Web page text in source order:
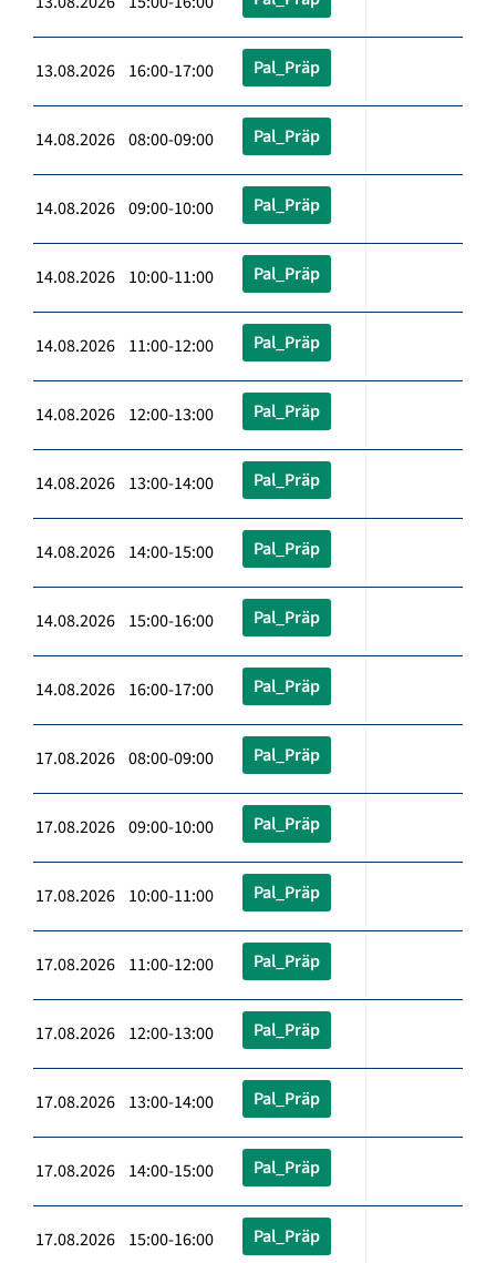
13.08.2026 16:00-17:00 Pal_Präp
14.08.2026 08:00-09:00 Pal_Präp
14.08.2026 09:00-10:00 Pal_Präp
14.08.2026 10:00-11:00 Pal_Präp
14.08.2026 11:00-12:00 Pal_Präp
14.08.2026 12:00-13:00 Pal_Präp
14.08.2026 13:00-14:00 Pal_Präp
14.08.2026 14:00-15:00 Pal_Präp
14.08.2026 15:00-16:00 Pal_Präp
14.08.2026 16:00-17:00 Pal_Präp
17.08.2026 08:00-09:00 Pal_Präp
17.08.2026 09:00-10:00 Pal_Präp
17.08.2026 10:00-11:00 Pal_Präp
17.08.2026 11:00-12:00 Pal_Präp
17.08.2026 12:00-13:00 Pal_Präp
17.08.2026 13:00-14:00 Pal_Präp
17.08.2026 14:00-15:00 Pal_Präp
17.08.2026 15:00-16:00 Pal_Präp